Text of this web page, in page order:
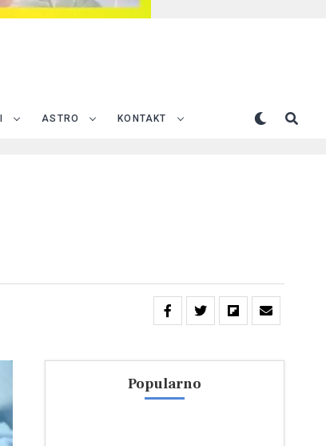
ASTRO KONTAKT
Popularno